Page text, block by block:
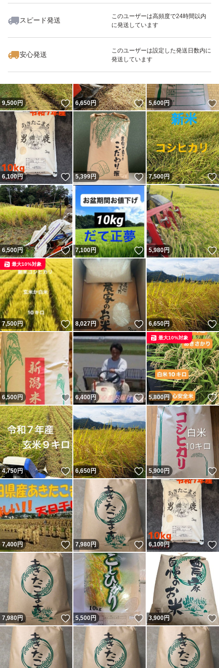
スピード発送
このユーザーは高頻度で24時間以内
に発送しています
安心発送
このユーザーは設定した発送日数内に
発送しています
いいね！
5,200
9,500円 いいね！
6,650円 いいね！
5,600円
6,100円 いいね！
5,399円 いいね！
7,500円
6,500円 いいね！
7,100円 いいね！
5,980円
7,500円 いいね！
最大10%対象
8,027円 いいね！
6,650円
6,500円 いいね！
6,400円 いいね！
5,800円
最大10%対象
4,750円 いいね！
6,650円 いいね！
5,900円
7,400円 いいね！
7,980円 いいね！
6,100円
7,980円 いいね！
5,500円 いいね！
3,900円